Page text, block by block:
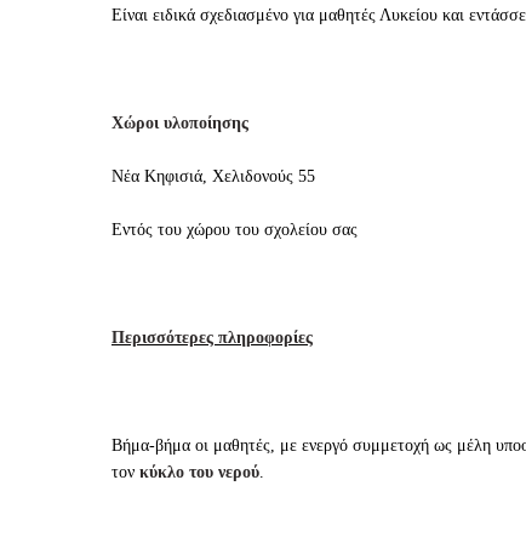
Είναι ειδικά σχεδιασμένο για μαθητές Λυκείου και
Χώροι υλοποίησης
Νέα Κηφισιά, Χελιδονούς 55
Εντός του χώρου του σχολείου σας
Περισσότερες πληροφορίες
Βήμα-βήμα οι μαθητές, με ενεργό συμμετοχή ως μέλη
τον κύκλο του νερού.